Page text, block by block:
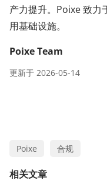
产力提升。Poixe 致力
用基础设施。
Poixe Team
更新于 2026-05-14
Poixe 合规
相关文章